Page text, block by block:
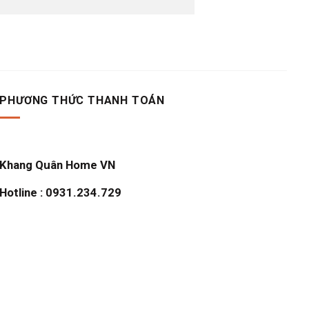
PHƯƠNG THỨC THANH TOÁN
Khang Quân Home VN
Hotline : 0931.234.729